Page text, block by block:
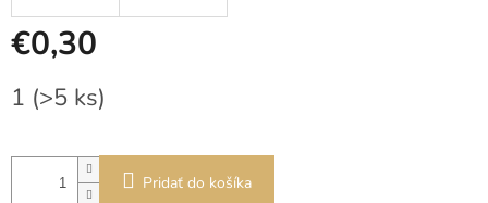
€0,30
cena:
1 (>5 ks)
Pridať do košíka